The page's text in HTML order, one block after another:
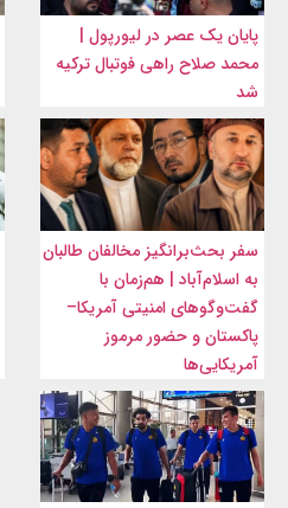
پایان یک عصر در لیورپول |
محمد صلاح راهی فوتبال ترکیه
شد
سفر بحث‌برانگیز مخالفان طالبان
به اسلام‌آباد | هم‌زمان با
گفت‌وگوهای امنیتی آمریکا–
پاکستان و حضور مرموز
آمریکایی‌ها